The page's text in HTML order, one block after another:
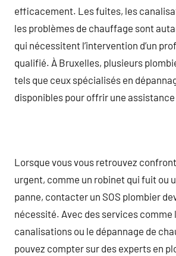
efficacement. Les fuites, les
les problèmes de chauffage sont
qui nécessitent l’intervention d’un
qualifié. À Bruxelles, plusieurs
tels que ceux spécialisés en
disponibles pour offrir une
Lorsque vous vous retrouvez
urgent, comme un robinet qui fuit ou
panne, contacter un SOS plombier
nécessité. Avec des services comme
canalisations ou le dépannage de
pouvez compter sur des experts en